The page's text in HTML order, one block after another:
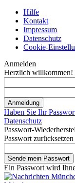
Hilfe
Kontakt
Impressum
Datenschutz
Cookie-
Anmelden
Herzlich willkommen!
Haben Sie Ihr
Datenschutz
Passwort-
Passwort zurücksetzen
Ein Passwort wird